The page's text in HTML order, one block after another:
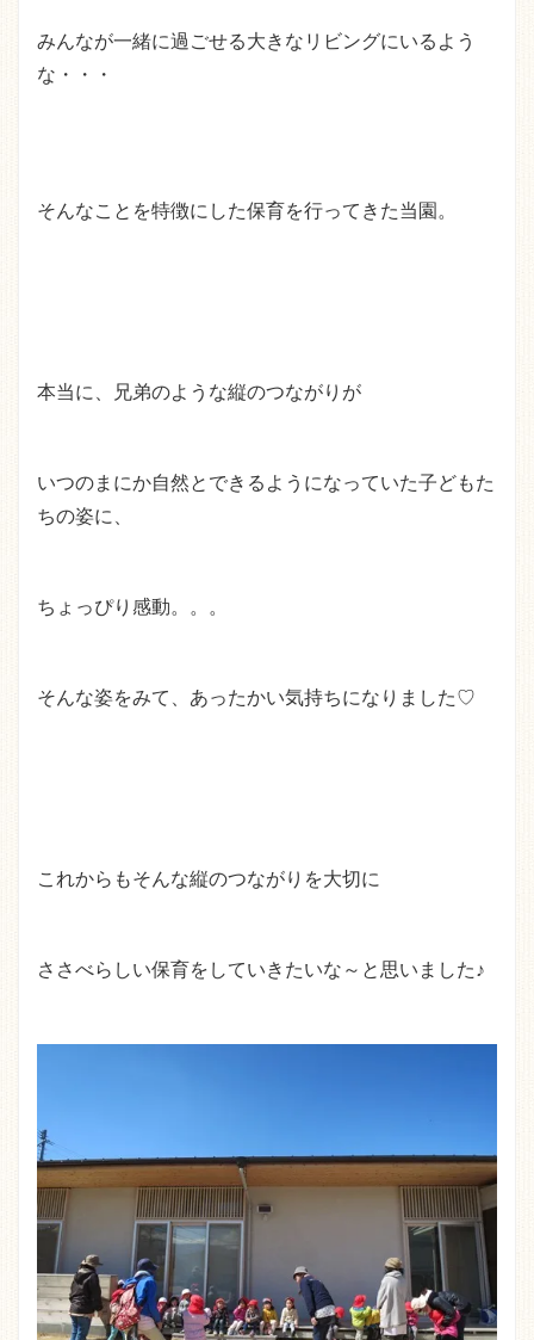
みんなが一緒に過ごせる大きなリビングにいるよう
な・・・
そんなことを特徴にした保育を行ってきた当園。
本当に、兄弟のような縦のつながりが
いつのまにか自然とできるようになっていた子どもた
ちの姿に、
ちょっぴり感動。。。
そんな姿をみて、あったかい気持ちになりました♡
これからもそんな縦のつながりを大切に
ささべらしい保育をしていきたいな～と思いました♪